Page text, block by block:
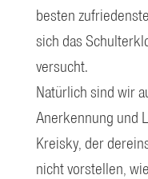
besten
sich das
versucht.
Natürlich sind wir
Anerkennung und
Kreisky, der
nicht vorstellen,